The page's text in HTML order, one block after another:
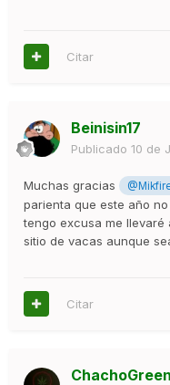
Citar
Beinisin17
Publicado 10 de
Muchas gracias
parienta que este año
tengo excusa me
sitio de vacas aunque
Citar